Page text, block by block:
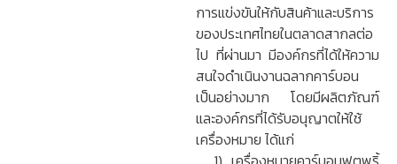
การแข่งขันให้กับสินค้าและบริการ
ของประเทศไทยในตลาดสากลต่อ
ไป ที่ผ่านมา มีองค์กรที่ได้ให้ความ
สนใจดำเนินงานฉลากคาร์บอน
เป็นอย่างมาก โดยมีผลิตภัณฑ์
และองค์กรที่ได้รับอนุญาตให้ใช้
เครื่องหมาย ได้แก่